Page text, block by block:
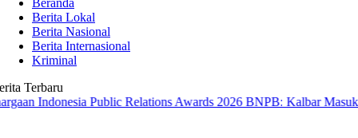
Berita Lokal
Berita Nasional
Berita Internasional
Kriminal
Terbaru
Public Relations Awards 2026 BNPB: Kalbar Masuk Prioritas